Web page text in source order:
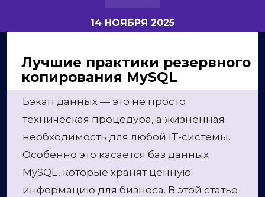
14 НОЯБРЯ 2025
Лучшие практики резервного
копирования MySQL
Бэкап данных — это не просто
техническая процедура, а жизненная
необходимость для любой IT-системы.
Особенно это касается баз данных
MySQL, которые хранят ценную
информацию для бизнеса. В этой статье